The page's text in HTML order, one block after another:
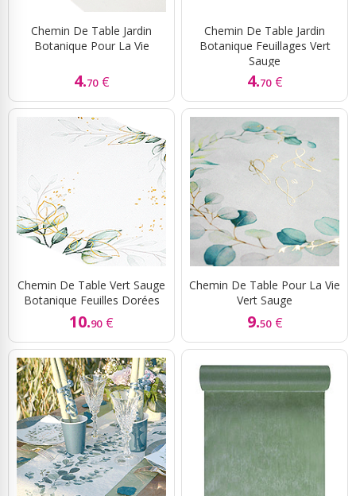
Chemin De Table Jardin
Botanique Pour La Vie
4.70 €
Chemin De Table Jardin
Botanique Feuillages Vert
Sauge
4.70 €
Chemin De Table Vert Sauge
Botanique Feuilles Dorées
10.90 €
Chemin De Table Pour La Vie
Vert Sauge
9.50 €